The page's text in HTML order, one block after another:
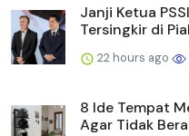
Janji Ketua
Tersingkir di
22 hours ago
8 Ide Tempat
Agar Tidak